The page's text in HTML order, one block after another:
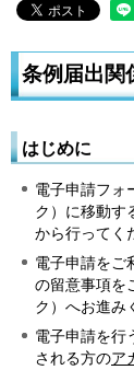
条例届出関
はじめに
電子申請フォ
ク）に移動す
から行ってく
電子申請をご
の留意事項を
ク）へお進み
電子申請を行
される方のア